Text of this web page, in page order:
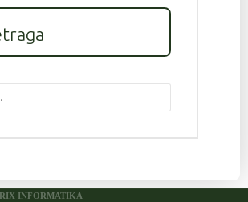
INFORMATIKA